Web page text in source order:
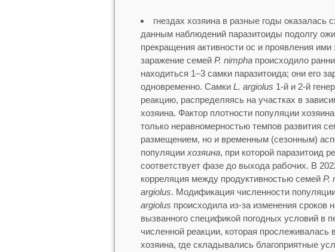
гнездах хозяина в разные годы оказалась
данным наблюдений паразитоиды подолгу
прекращения активности ос и проявления
заражение семей P. nimphaпроисходило
находиться 1–3 самки паразитоида; они его
одновременно. Cамки L. argiolus 1-й и 2-й
реакцию, распределяясь на участках в
хозяина. Фактор плотности популяции
только неравномерностью темпов развития
размещением, но и временным (сезонным)
популяции хозяина, при которой паразитоид
соответствует фазе до выхода рабочих. В
корреляция между продуктивностью семей P.
аrgiolus. Модификация численности
argiolus происходила из-за изменения сроков
вызванного спецификой погодных условий в
численной реакции, которая
хозяина, где складывались благоприятные